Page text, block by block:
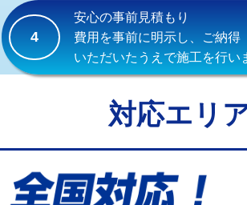
給水管工事※（ホール加工)
給水管工事※（バンド止め)
給水管工事※（保温材使用（バンド止
給水管工事※（土の掘削・埋め戻し作
業)
4
安心の事前見積もり
費用を事前に明示し、ご納得
いただいたうえで施工を行い
対応エリ